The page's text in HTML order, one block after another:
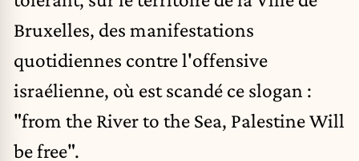
Bruxelles, des manifestations
quotidiennes contre l'offensive
israélienne, où est scandé ce slogan :
"from the River to the Sea, Palestine Will
be free".